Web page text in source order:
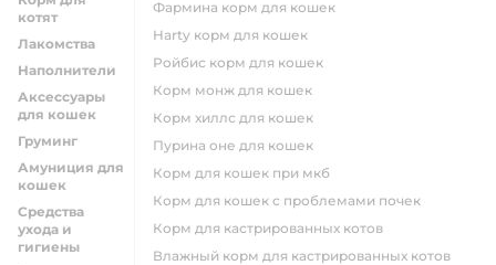
котят
Лакомства
Наполнители
Аксессуары
для кошек
Груминг
Амуниция для
кошек
Средства
ухода и
гигиены
фармина корм для кошек
harty корм для кошек
ройбис корм для кошек
корм монж для кошек
корм хиллс для кошек
пурина оне для кошек
корм для кошек при мкб
корм для кошек с проблемами почек
Корм для кастрированных котов
влажный корм для кастрированных котов